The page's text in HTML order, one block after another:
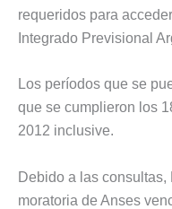
requeridos para
Integrado Previsional
Los períodos que se
que se cumplieron los
2012 inclusive.
Debido a las
moratoria de Anses